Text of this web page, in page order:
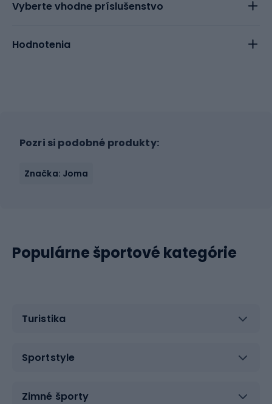
Vyberte vhodne príslušenstvo
Hodnotenia
Pozri si podobné produkty:
Značka: Joma
Populárne športové kategórie
Turistika
Sportstyle
Zimné športy